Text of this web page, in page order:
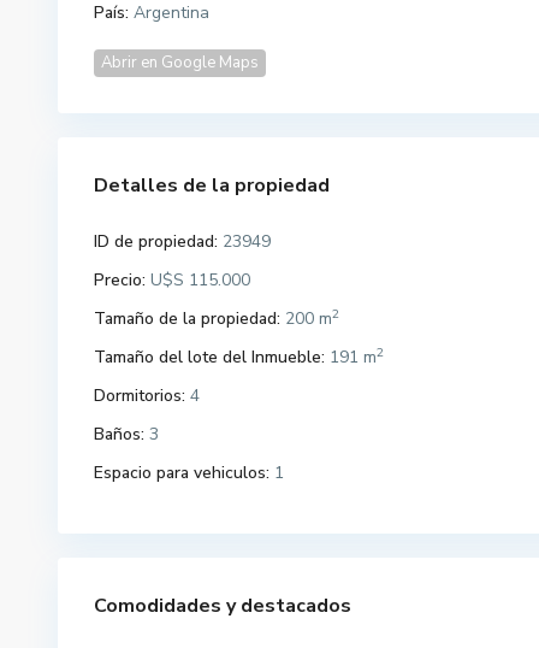
País: Argentina
Abrir en Google Maps
Detalles de la propiedad
ID de propiedad: 23949
Precio: U$S 115.000
Tamaño de la propiedad: 200 m2
Tamaño del lote del Inmueble: 191 m2
Dormitorios: 4
Baños: 3
Espacio para vehiculos: 1
Comodidades y destacados